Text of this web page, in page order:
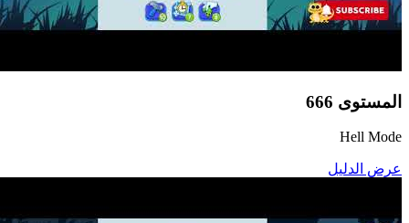
المستوى 666
Hell Mode
عرض الدليل